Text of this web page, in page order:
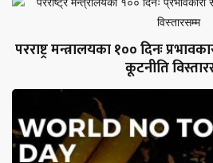
परराष्ट्र मन्त्रालयका १०० दिनः
कूटनीति